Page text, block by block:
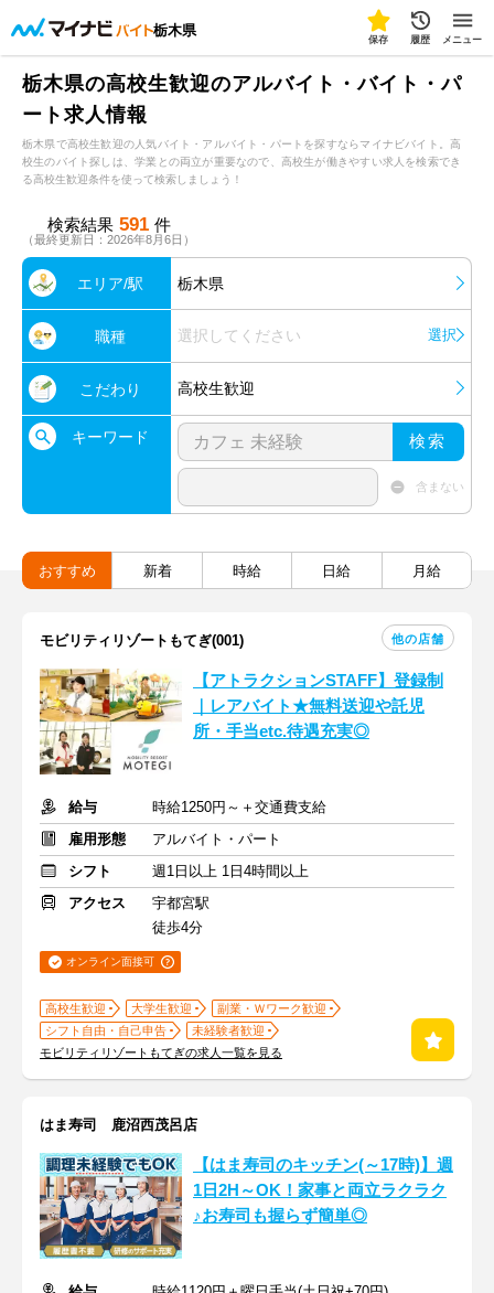
栃木県
保存 履歴 メニュー
栃木県の高校生歓迎のアルバイト・バイト・パ
ート求人情報
栃木県で高校生歓迎の人気バイト・アルバイト・パートを探すならマイナビバイト。高
校生のバイト探しは、学業との両立が重要なので、高校生が働きやすい求人を検索でき
る高校生歓迎条件を使って検索しましょう！
検索結果 591 件
（最終更新日：2026年8月6日）
エリア/駅 栃木県
職種 選択してください 選択
こだわり 高校生歓迎
キーワード 検索
含まない
おすすめ 新着 時給 日給 月給
モビリティリゾートもてぎ(001) 他の店舗
【アトラクションSTAFF】登録制
｜レアバイト★無料送迎や託児
所・手当etc.待遇充実◎
給与
時給1250円～＋交通費支給
雇用形態
アルバイト・パート
シフト
週1日以上 1日4時間以上
アクセス
宇都宮駅
徒歩4分
オンライン面接可
高校生歓迎 大学生歓迎
副業・Ｗワーク歓迎
シフト自由・自己申告
未経験者歓迎
モビリティリゾートもてぎの求人一覧を見る
はま寿司 鹿沼西茂呂店
【はま寿司のキッチン(～17時)】週
1日2H～OK！家事と両立ラクラク
♪お寿司も握らず簡単◎